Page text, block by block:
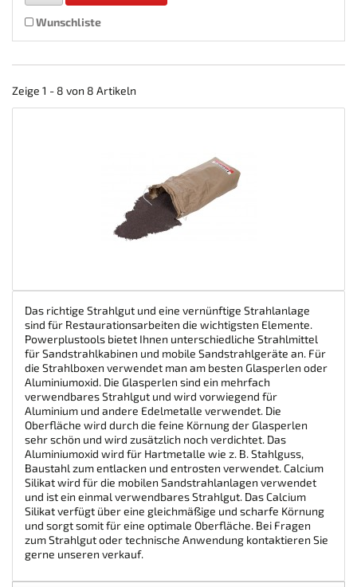
Wunschliste
Zeige 1 - 8 von 8 Artikeln
Das richtige Strahlgut und eine vernünftige Strahlanlage
sind für Restaurationsarbeiten die wichtigsten Elemente.
Powerplustools bietet Ihnen unterschiedliche Strahlmittel
für Sandstrahlkabinen und mobile Sandstrahlgeräte an. Für
die Strahlboxen verwendet man am besten Glasperlen oder
Aluminiumoxid. Die Glasperlen sind ein mehrfach
verwendbares Strahlgut und wird vorwiegend für
Aluminium und andere Edelmetalle verwendet. Die
Oberfläche wird durch die feine Körnung der Glasperlen
sehr schön und wird zusätzlich noch verdichtet. Das
Aluminiumoxid wird für Hartmetalle wie z. B. Stahlguss,
Baustahl zum entlacken und entrosten verwendet. Calcium
Silikat wird für die mobilen Sandstrahlanlagen verwendet
und ist ein einmal verwendbares Strahlgut. Das Calcium
Silikat verfügt über eine gleichmäßige und scharfe Körnung
und sorgt somit für eine optimale Oberfläche. Bei Fragen
zum Strahlgut oder technische Anwendung kontaktieren Sie
gerne unseren verkauf.